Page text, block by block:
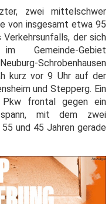
zwei mittelschwer
von insgesamt etwa 95
der sich
Gemeinde-Gebiet
Schrobenhausen
kurz vor 9 Uhr auf der
und Stepperg. Ein
Pkw frontal gegen ein
mit dem zwei
und 45 Jahren gerade